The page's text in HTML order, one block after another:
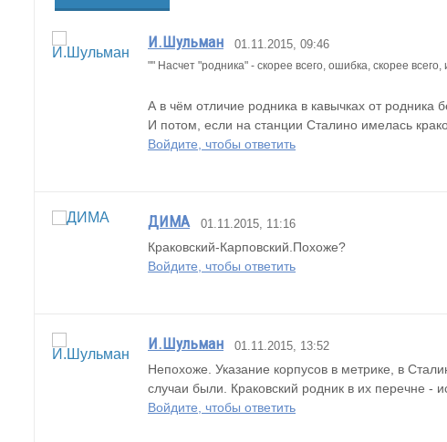
И.Шульман 01.11.2015, 09:46
"" Насчет "родника" - скорее всего, ошибка, скорее
А в чём отличие родника в кавычках от родника
И потом, если на станции Сталино имелась
Войдите, чтобы ответить
ДИМА 01.11.2015, 11:16
Краковский-Карповский.Похоже?
Войдите, чтобы ответить
И.Шульман 01.11.2015, 13:52
Непохоже. Указание корпусов в метрике, в
случаи были. Краковский родник в их перечне -
Войдите, чтобы ответить